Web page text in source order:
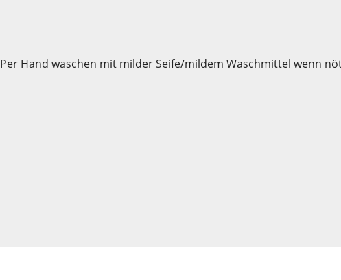
Per Hand waschen mit milder Seife/mildem Waschmittel wenn